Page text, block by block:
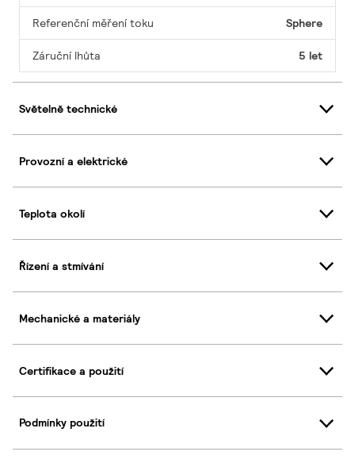
Referenční měření toku Sphere
Záruční lhůta 5 let
Světelně technické
Provozní a elektrické
Teplota okolí
Řízení a stmívání
Mechanické a materiály
Certifikace a použití
Podmínky použití